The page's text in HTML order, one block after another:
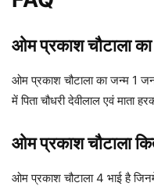
ओम प्रकाश चौटाला
ओम प्रकाश चौटाला का जन्म 1
में पिता चौधरी देवीलाल एवं माता
ओम प्रकाश चौटाला
ओम प्रकाश चौटाला 4 भाई है